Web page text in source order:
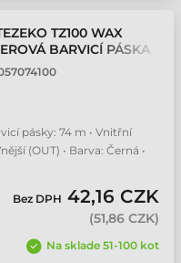
TZ100 WAX
BARVICÍ PÁSKA
pásky: 74 m • Vnitřní
(OUT) • Barva: Černá •
Bez DPH 42,16 CZK
(51,86 CZK)
Na sklade 51-100 kot